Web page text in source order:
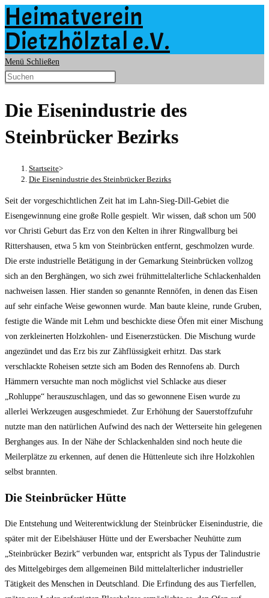
Inhalt
springen
Heimatverein
Dietzhölztal e.V.
Menü Schließen
Die Eisenindustrie des
Steinbrücker Bezirks
Startseite>
Die Eisenindustrie des Steinbrücker Bezirks
Seit der vorgeschichtlichen Zeit hat im Lahn-Sieg-Dill-Gebiet die
Eisengewinnung eine große Rolle gespielt. Wir wissen, daß schon um 500
vor Christi Geburt das Erz von den Kelten in ihrer Ringwallburg bei
Rittershausen, etwa 5 km von Steinbrücken entfernt, geschmolzen wurde.
Die erste industrielle Betätigung in der Gemarkung Steinbrücken vollzog
sich an den Berghängen, wo sich zwei frühmittelalterliche Schlackenhalden
nachweisen lassen. Hier standen so genannte Rennöfen, in denen das Eisen
auf sehr einfache Weise gewonnen wurde. Man baute kleine, runde Gruben,
festigte die Wände mit Lehm und beschickte diese Öfen mit einer Mischung
von zerkleinerten Holzkohlen- und Eisenerzstücken. Die Mischung wurde
angezündet und das Erz bis zur Zähflüssigkeit erhitzt. Das stark
verschlackte Roheisen setzte sich am Boden des Rennofens ab. Durch
Hämmern versuchte man noch möglichst viel Schlacke aus dieser
„Rohluppe“ herauszuschlagen, und das so gewonnene Eisen wurde zu
allerlei Werkzeugen ausgeschmiedet. Zur Erhöhung der Sauerstoffzufuhr
nutzte man den natürlichen Aufwind des nach der Wetterseite hin gelegenen
Berghanges aus. In der Nähe der Schlackenhalden sind noch heute die
Meilerplätze zu erkennen, auf denen die Hüttenleute sich ihre Holzkohlen
selbst brannten.
Die Steinbrücker Hütte
Die Entstehung und Weiterentwicklung der Steinbrücker Eisenindustrie, die
später mit der Eibelshäuser Hütte und der Ewersbacher Neuhütte zum
„Steinbrücker Bezirk“ verbunden war, entspricht als Typus der Talindustrie
des Mittelgebirges dem allgemeinen Bild mittelalterlicher industrieller
Tätigkeit des Menschen in Deutschland. Die Erfindung des aus Tierfellen,